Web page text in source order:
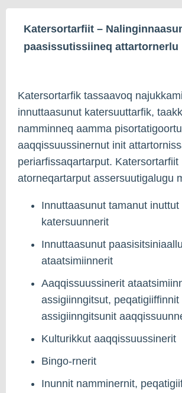
Katersortarfiit –
paasissutissiineq attartornerlu
Katersortarfik tassaavoq najukkami
innuttaasunut katersuuttarfik,
namminneq aamma
aaqqissuussinernut init
periarfissaqartarput. Katersortarfiit
atorneqartarput assersuutigalugu
Innuttaasunut tamanut inuttut
katersuunnerit
Innuttaasunut
ataatsimiinnerit
Aaqqissuussinerit
assigiinngitsut, peqatigiiffinnit
assigiinngitsunit
Kulturikkut aaqqissuussinerit
Bingo-rnerit
Inunnit namminernit,